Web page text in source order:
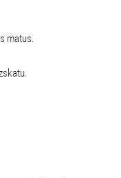
matus.